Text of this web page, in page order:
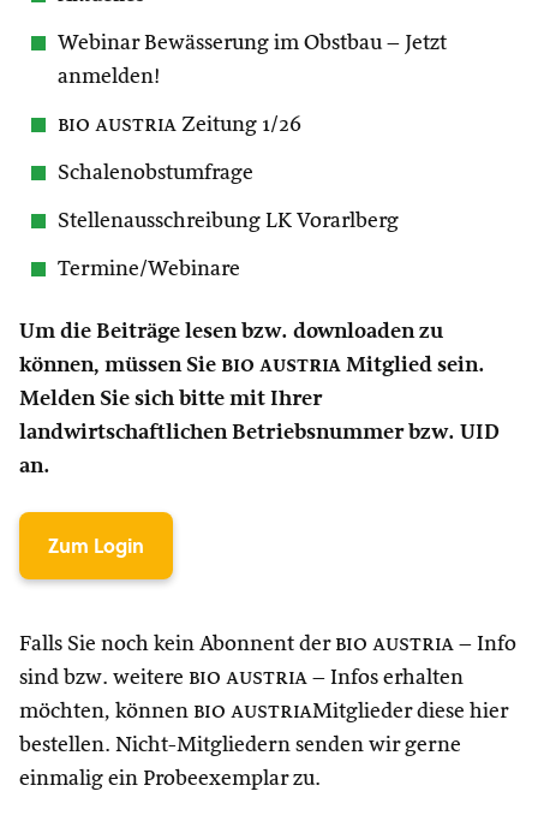
Webinar Bewässerung im Obstbau – Jetzt
anmelden!
bio austria Zeitung 1/26
Schalenobstumfrage
Stellenausschreibung LK Vorarlberg
Termine/Webinare
Um die Beiträge lesen bzw. downloaden zu
können, müssen Sie bio austria Mitglied sein.
Melden Sie sich bitte mit Ihrer
landwirtschaftlichen Betriebsnummer bzw. UID
an.
Zum Login
Falls Sie noch kein Abonnent der bio austria – Info
sind bzw. weitere bio austria – Infos erhalten
möchten, können bio austriaMitglieder diese hier
bestellen. Nicht-Mitgliedern senden wir gerne
einmalig ein Probeexemplar zu.